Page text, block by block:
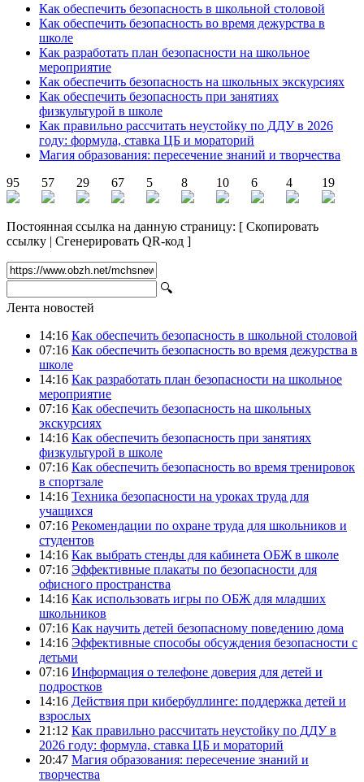
Как обеспечить безопасность в школьной столовой
Как обеспечить безопасность во время дежурства в
школе
Как разработать план безопасности на школьное
мероприятие
Как обеспечить безопасность на школьных экскурсиях
Как обеспечить безопасность при занятиях
физкультурой в школе
Как правильно рассчитать неустойку по ДДУ в 2026
году: формула, ставка ЦБ и мораторий
Магия образования: пересечение знаний и творчества
95
57 29 67 5 8 10 6 4 19
Постоянная ссылка на данную страницу: [ Скопировать
ссылку | Сгенерировать QR-код ]
🔍
Лента новостей
14:16 Как обеспечить безопасность в школьной столовой
07:16 Как обеспечить безопасность во время дежурства в
школе
14:16 Как разработать план безопасности на школьное
мероприятие
07:16 Как обеспечить безопасность на школьных
экскурсиях
14:16 Как обеспечить безопасность при занятиях
физкультурой в школе
07:16 Как обеспечить безопасность во время тренировок
в спортзале
14:16 Техника безопасности на уроках труда для
учащихся
07:16 Рекомендации по охране труда для школьников и
студентов
14:16 Как выбрать стенды для кабинета ОБЖ в школе
07:16 Эффективные плакаты по безопасности для
офисного пространства
14:16 Как использовать игры по ОБЖ для младших
школьников
07:16 Как научить детей безопасному поведению дома
14:16 Эффективные способы обсуждения безопасности с
детьми
07:16 Информация о телефоне доверия для детей и
подростков
14:16 Действия при кибербуллинге: поддержка детей и
взрослых
21:12 Как правильно рассчитать неустойку по ДДУ в
2026 году: формула, ставка ЦБ и мораторий
20:47 Магия образования: пересечение знаний и
творчества